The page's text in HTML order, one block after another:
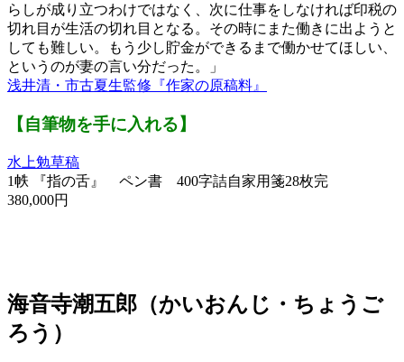
らしが成り立つわけではなく、次に仕事をしなければ印税の
切れ目が生活の切れ目となる。その時にまた働きに出ようと
しても難しい。もう少し貯金ができるまで働かせてほしい、
というのが妻の言い分だった。」
浅井清・市古夏生監修『作家の原稿料』
【自筆物を手に入れる】
水上勉草稿
1帙 『指の舌』 ペン書 400字詰自家用箋28枚完
380,000円
海音寺潮五郎（かいおんじ・ちょうご
ろう）